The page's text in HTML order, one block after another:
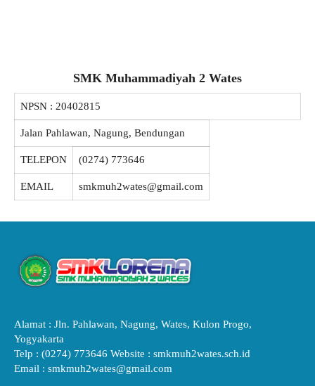
SMK Muhammadiyah 2 Wates
NPSN : 20402815
Jalan Pahlawan, Nagung, Bendungan
TELEPON (0274) 773646
EMAIL smkmuh2wates@gmail.com
Alamat : Jln. Pahlawan, Nagung, Wates, Kulon Progo,
Yogyakarta
Telp : (0274) 773646 Website : smkmuh2wates.sch.id
Email : smkmuh2wates@gmail.com